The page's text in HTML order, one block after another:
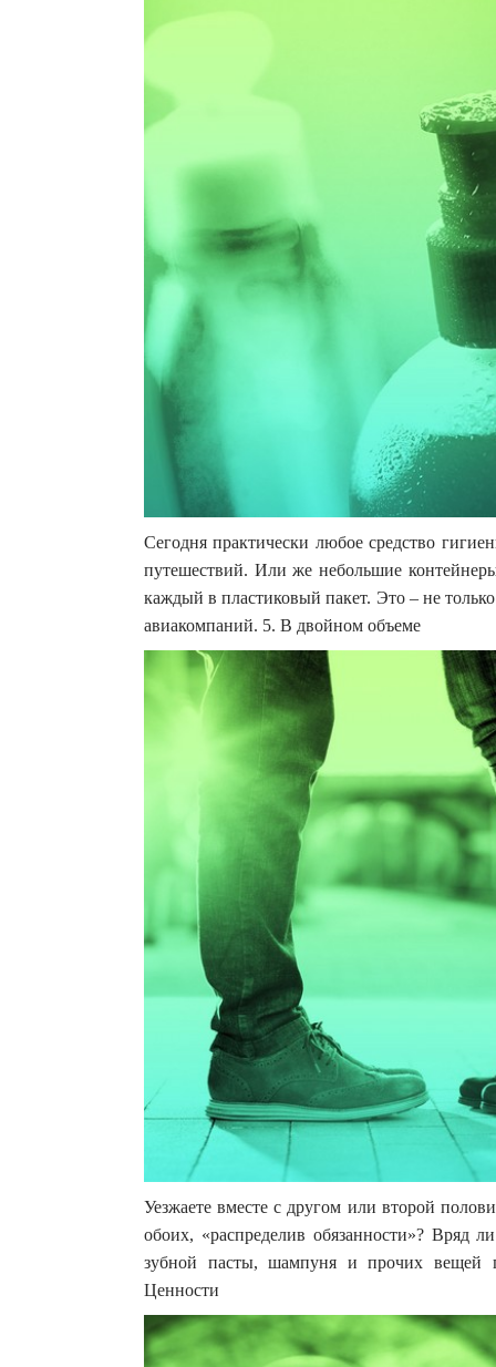
Сегодня практически любое средство
путешествий. Или же небольшие
каждый в пластиковый пакет. Это – не
авиакомпаний. 5. В двойном объеме
Уезжаете вместе с другом или второй
обоих, «распределив обязанности»? Вряд
зубной пасты, шампуня и прочих вещей
Ценности